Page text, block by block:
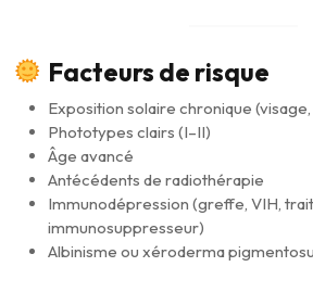
Facteurs de risque
Exposition solaire chronique
Phototypes clairs (I–II)
Âge avancé
Antécédents de radiothérapie
Immunodépression (greffe, VIH,
immunosuppresseur)
Albinisme ou xéroderma